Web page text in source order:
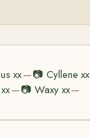
xx—📷 Cyllene xx
—📷 Waxy xx—